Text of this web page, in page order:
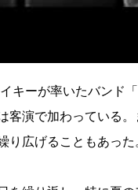
キーが率いたバンド
客演で加わっている
り広げることもあった